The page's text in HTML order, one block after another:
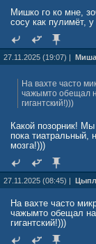
Мишко го ко мне,
сосу как пулимёт,
27.11.2025 (19:07) |
На вахте часто
чажымто обещал
гигантский!)))
Какой позорник!
пока
мозга!)))
27.11.2025 (08:45) |
На вахте часто
чажымто обещал
гигантский!)))